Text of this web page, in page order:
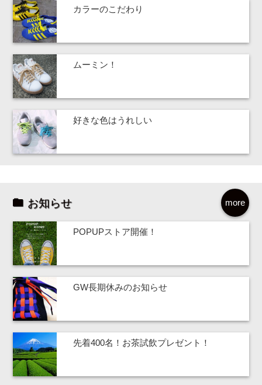
カラーのこだわり
ムーミン！
好きな色はうれしい
more
お知らせ
POPUPストア開催！
GW長期休みのお知らせ
先着400名！お茶試飲プレゼント！